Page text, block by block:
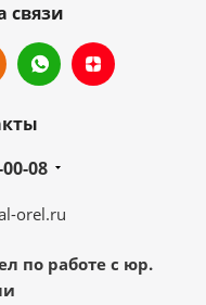
связи
08
orel.ru
по работе с юр.